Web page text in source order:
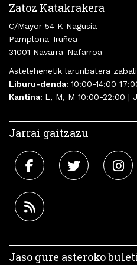
Zatoz Katakrakera
C/Mayor 54 K Nagusia
Pamplona-Iruñea
31001 Navarra-Nafarroa
Astelehenetik larunbatera
Liburu-denda: 10:00-14:00
Kantina: L, M, M 10:00-22:00 |
Jarrai gaitzazu
Jaso gure asteroko